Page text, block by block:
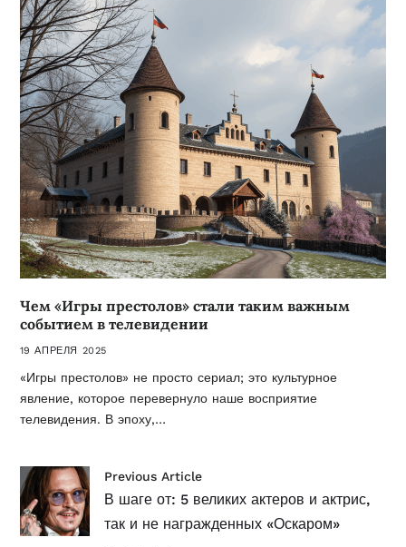
Чем «Игры престолов» стали таким важным
событием в телевидении
19 АПРЕЛЯ 2025
«Игры престолов» не просто сериал; это культурное
явление, которое перевернуло наше восприятие
телевидения. В эпоху,…
Previous Article
В шаге от: 5 великих актеров и актрис,
так и не награжденных «Оскаром»